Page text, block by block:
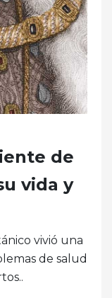
de
vida y
vivió una
de salud